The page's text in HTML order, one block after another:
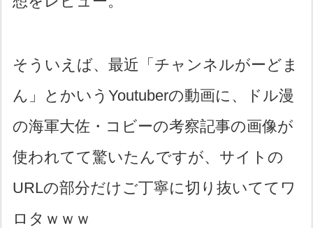
そういえば、最近「チャンネルがーどま
ん」とかいうYoutuberの動画に、ドル漫
の海軍大佐・コビーの考察記事の画像が
使われてて驚いたんですが、サイトの
URLの部分だけご丁寧に切り抜いててワ
ロタｗｗｗ